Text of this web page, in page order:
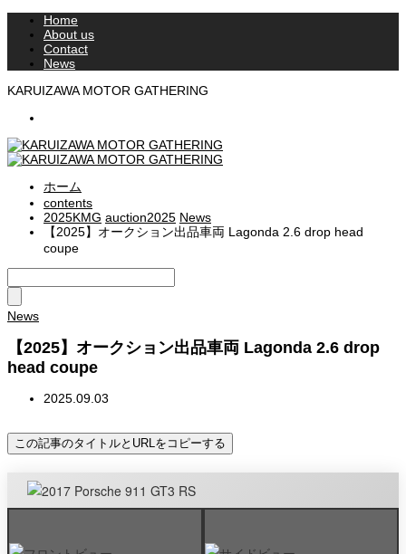
Home
About us
Contact
News
KARUIZAWA MOTOR GATHERING
ホーム
contents
2025KMG auction2025 News
【2025】オークション出品車両 Lagonda 2.6 drop head
coupe
News
【2025】オークション出品車両 Lagonda 2.6 drop
head coupe
2025.09.03
この記事のタイトルとURLをコピーする